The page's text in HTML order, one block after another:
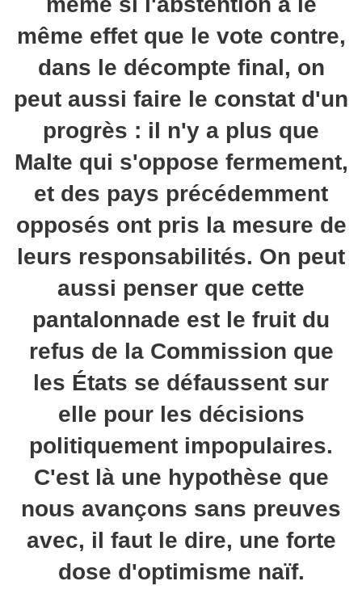
même effet que le vote contre,
dans le décompte final, on
peut aussi faire le constat d'un
progrès : il n'y a plus que
Malte qui s'oppose fermement,
et des pays précédemment
opposés ont pris la mesure de
leurs responsabilités. On peut
aussi penser que cette
pantalonnade est le fruit du
refus de la Commission que
les États se défaussent sur
elle pour les décisions
politiquement impopulaires.
C'est là une hypothèse que
nous avançons sans preuves
avec, il faut le dire, une forte
dose d'optimisme naïf.